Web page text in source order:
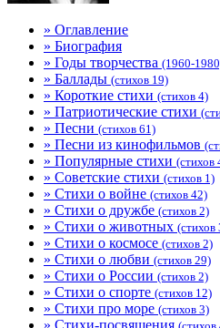
» Оглавление
» Биография
» Годы творчества (1960-
» Баллады (стихов 19)
» Короткие стихи (стихов 4)
» Патриотические стихи
» Песни (стихов 61)
» Песни из кинофильмов
» Популярные стихи (стихов
» Советские стихи (стихов 1)
» Стихи о войне (стихов 42)
» Стихи о дружбе (стихов 2)
» Стихи о животных (стихов
» Стихи о космосе (стихов 2)
» Стихи о любви (стихов 29)
» Стихи о России (стихов 2)
» Стихи о спорте (стихов 12)
» Стихи про море (стихов 3)
» Стихи-посвящения